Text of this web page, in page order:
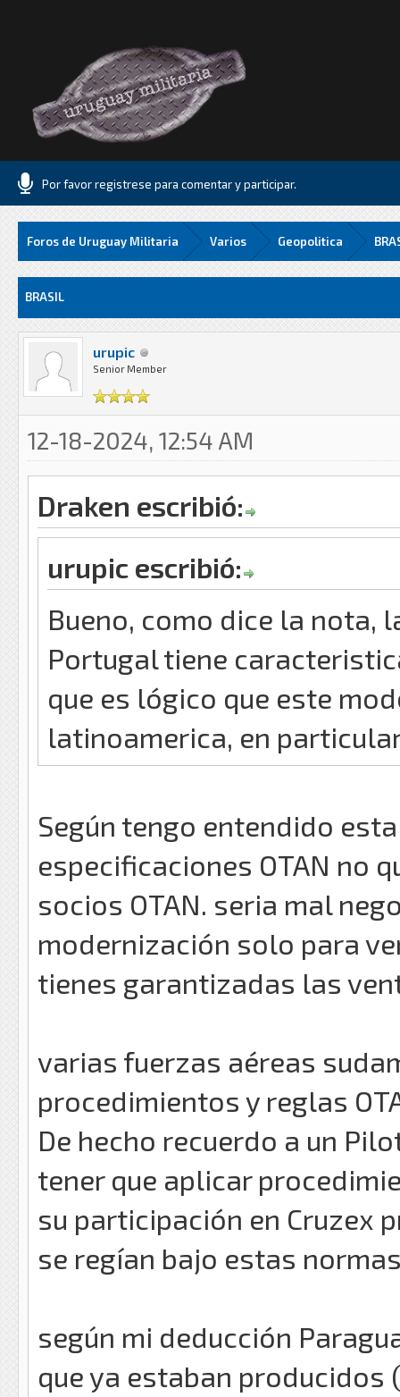
Por favor registrese para comentar y participar.
Foros de Uruguay Militaria Varios Geopolitica
BRASIL
urupic
Senior Member
12-18-2024, 12:54 AM
Draken escribió:
urupic escribió:
Bueno, como dice la nota,
Portugal tiene
que es lógico que este
latinoamerica, en
Según tengo entendido
especificaciones OTAN no
socios OTAN. seria mal
modernización solo para
tienes garantizadas las
varias fuerzas aéreas
procedimientos y reglas
De hecho recuerdo a un
tener que aplicar
su participación en Cruzex
se regían bajo estas
según mi deducción
que ya estaban producidos